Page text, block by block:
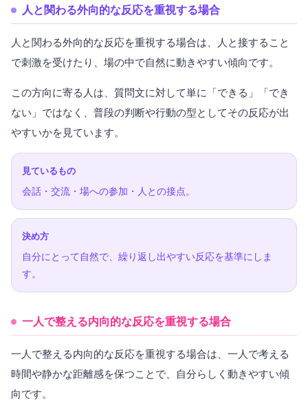
人と関わる外向的な反応を重視する場合
人と関わる外向的な反応を重視する場合は、人と接すること
で刺激を受けたり、場の中で自然に動きやすい傾向です。
この方向に寄る人は、質問文に対して単に「できる」「でき
ない」ではなく、普段の判断や行動の型としてその反応が出
やすいかを見ています。
見ているもの
会話・交流・場への参加・人との接点。
決め方
自分にとって自然で、繰り返し出やすい反応を基準にしま
す。
一人で整える内向的な反応を重視する場合
一人で整える内向的な反応を重視する場合は、一人で考える
時間や静かな距離感を保つことで、自分らしく動きやすい傾
向です。